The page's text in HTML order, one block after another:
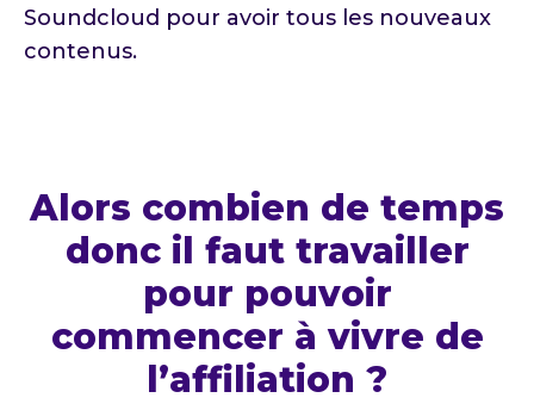
Soundcloud pour avoir tous les nouveaux
contenus.
Alors combien de temps
donc il faut travailler
pour pouvoir
commencer à vivre de
l’affiliation ?